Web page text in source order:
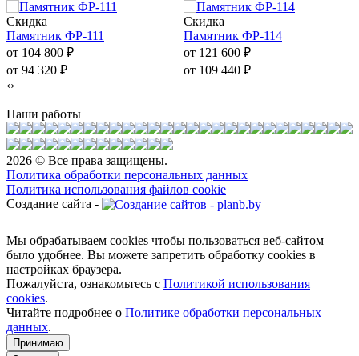
Скидка
Памятник ФР-111
от 104 800 ₽
от 94 320 ₽
Скидка
Памятник ФР-114
от 121 600 ₽
от 109 440 ₽
‹›
Наши работы
2026 © Все права защищены.
Политика обработки персональных данных
Политика использования файлов cookie
Создание сайта -
Мы обрабатываем cookies чтобы пользоваться веб-сайтом
было удобнее. Вы можете запретить обработку сookies в
настройках браузера.
Пожалуйста, ознакомьтесь с Политикой использования
cookies.
Читайте подробнее о Политике обработки персональных
данных.
Принимаю